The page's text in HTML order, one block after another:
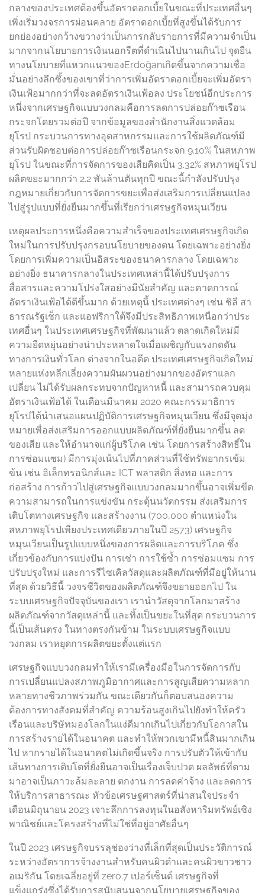
กลางของประเทศต้องขึ้นอัตราดอกเบี้ยในขณะที่ประเทศอื่นๆ
เพิ่งเริ่มวงจรการผ่อนคลาย อัตราดอกเบี้ยที่สูงขึ้นได้รับการ
ยกย่องอย่างกว้างขวางว่าเป็นการกลับรายการที่มีความจำเป็น
มากจากนโยบายการเงินนอกรีตที่ดำเนินไปนานเกินไป จุดยืน
ทางนโยบายที่แหวกแนวของErdoğanเกิดขึ้นจากความเชื่อ
มั่นอย่างลึกซึ้งของเขาที่ว่าการเพิ่มอัตราดอกเบี้ยจะเพิ่มอัตรา
เงินเฟ้อมากกว่าที่จะลดอัตราเงินเฟ้อลง ประโยชน์อีกประการ
หนึ่งจากเศรษฐกิจแบบวงกลมคือการลดการปล่อยก๊าซเรือน
กระจกโดยรวมต่อปี จากข้อมูลของสำนักงานสิ่งแวดล้อม
ยุโรป กระบวนการทางอุตสาหกรรมและการใช้ผลิตภัณฑ์มี
ส่วนรับผิดชอบต่อการปล่อยก๊าซเรือนกระจก 9.10% ในสหภาพ
ยุโรป ในขณะที่การจัดการของเสียคิดเป็น 3.32% สหภาพยุโรป
ผลิตขยะมากกว่า 2.2 พันล้านตันทุกปี ขณะนี้กำลังปรับปรุง
กฎหมายเกี่ยวกับการจัดการขยะเพื่อส่งเสริมการเปลี่ยนแปลง
ไปสู่รูปแบบที่ยั่งยืนมากขึ้นที่เรียกว่าเศรษฐกิจหมุนเวียน
เหตุผลประการหนึ่งคือความสำเร็จของประเทศเศรษฐกิจเกิด
ใหม่ในการปรับปรุงกรอบนโยบายของตน โดยเฉพาะอย่างยิ่ง
โดยการเพิ่มความเป็นอิสระของธนาคารกลาง โดยเฉพาะ
อย่างยิ่ง ธนาคารกลางในประเทศเหล่านี้ได้ปรับปรุงการ
สื่อสารและความโปร่งใสอย่างมีนัยสำคัญ และคาดการณ์
อัตราเงินเฟ้อได้ดีขึ้นมาก ด้วยเหตุนี้ ประเทศต่างๆ เช่น ชิลี สา
ธารณรัฐเช็ก และแอฟริกาใต้จึงมีประสิทธิภาพเหนือกว่าประ
เทศอื่นๆ ในประเทศเศรษฐกิจที่พัฒนาแล้ว ตลาดเกิดใหม่มี
ความยืดหยุ่นอย่างน่าประหลาดใจเมื่อเผชิญกับแรงกดดัน
ทางการเงินทั่วโลก ต่างจากในอดีต ประเทศเศรษฐกิจเกิดใหม่
หลายแห่งหลีกเลี่ยงความผันผวนอย่างมากของอัตราแลก
เปลี่ยน ไม่ได้รับผลกระทบจากปัญหาหนี้ และสามารถควบคุม
อัตราเงินเฟ้อได้ ในเดือนมีนาคม 2020 คณะกรรมาธิการ
ยุโรปได้นำเสนอแผนปฏิบัติการเศรษฐกิจหมุนเวียน ซึ่งมีจุดมุ่ง
หมายเพื่อส่งเสริมการออกแบบผลิตภัณฑ์ที่ยั่งยืนมากขึ้น ลด
ของเสีย และให้อำนาจแก่ผู้บริโภค เช่น โดยการสร้างสิทธิ์ใน
การซ่อมแซม) มีการมุ่งเน้นไปที่ภาคส่วนที่ใช้ทรัพยากรเข้ม
ข้น เช่น อิเล็กทรอนิกส์และ ICT พลาสติก สิ่งทอ และการ
ก่อสร้าง การก้าวไปสู่เศรษฐกิจแบบวงกลมมากขึ้นอาจเพิ่มขีด
ความสามารถในการแข่งขัน กระตุ้นนวัตกรรม ส่งเสริมการ
เติบโตทางเศรษฐกิจ และสร้างงาน (700,000 ตำแหน่งใน
สหภาพยุโรปเพียงประเทศเดียวภายในปี 2573) เศรษฐกิจ
หมุนเวียนเป็นรูปแบบหนึ่งของการผลิตและการบริโภค ซึ่ง
เกี่ยวข้องกับการแบ่งปัน การเช่า การใช้ซ้ำ การซ่อมแซม การ
ปรับปรุงใหม่ และการรีไซเคิลวัสดุและผลิตภัณฑ์ที่มีอยู่ให้นาน
ที่สุด ด้วยวิธีนี้ วงจรชีวิตของผลิตภัณฑ์จึงขยายออกไป ใน
ระบบเศรษฐกิจปัจจุบันของเรา เรานำวัสดุจากโลกมาสร้าง
ผลิตภัณฑ์จากวัสดุเหล่านี้ และทิ้งเป็นขยะในที่สุด กระบวนการ
นี้เป็นเส้นตรง ในทางตรงกันข้าม ในระบบเศรษฐกิจแบบ
วงกลม เราหยุดการผลิตขยะตั้งแต่แรก
เศรษฐกิจแบบวงกลมทำให้เรามีเครื่องมือในการจัดการกับ
การเปลี่ยนแปลงสภาพภูมิอากาศและการสูญเสียความหลาก
หลายทางชีวภาพร่วมกัน ขณะเดียวกันก็ตอบสนองความ
ต้องการทางสังคมที่สำคัญ ความร้อนสูงเกินไปยังทำให้ครัว
เรือนและบริษัทมองโลกในแง่ดีมากเกินไปเกี่ยวกับโอกาสใน
การสร้างรายได้ในอนาคต และทำให้พวกเขามีหนี้สินมากเกิน
ไป หากรายได้ในอนาคตไม่เกิดขึ้นจริง การปรับตัวให้เข้ากับ
เส้นทางการเติบโตที่ยั่งยืนอาจเป็นเรื่องเจ็บปวด ผลลัพธ์ที่ตาม
มาอาจเป็นภาวะล้มละลาย ตกงาน การลดค่าจ้าง และลดการ
ให้บริการสาธารณะ หัวข้อเศรษฐศาสตร์ที่น่าสนใจประจำ
เดือนมิถุนายน 2023 เจาะลึกการลงทุนในอสังหาริมทรัพย์เชิง
พาณิชย์และโครงสร้างที่ไม่ใช่ที่อยู่อาศัยอื่นๆ
ในปี 2023 เศรษฐกิจบรรลุช่องว่างที่เล็กที่สุดเป็นประวัติการณ์
ระหว่างอัตราการจ้างงานสำหรับคนผิวดำและคนผิวขาวชาว
อเมริกัน โดยเฉลี่ยอยู่ที่ zero.7 เปอร์เซ็นต์ เศรษฐกิจที่
แข็งแกร่งซึ่งได้รับการสนับสนุนจากนโยบายเศรษฐกิจของ